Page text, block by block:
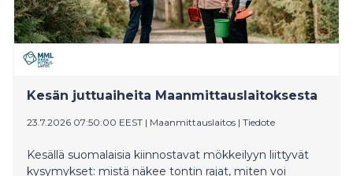
Kesän juttuaiheita Maanmittauslaitoksesta
23.7.2026 07:50:00 EEST | Maanmittauslaitos | Tiedote
Kesällä suomalaisia kiinnostavat mökkeilyyn liittyvät
kysymykset: mistä näkee tontin rajat, miten voi